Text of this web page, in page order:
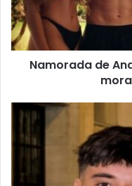
Namorada de